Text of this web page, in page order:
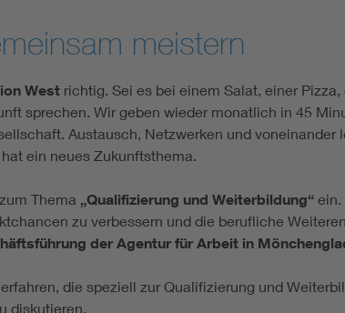
meistern
West richtig. Sei es bei einem Salat, einer
sprechen. Wir geben wieder monatlich in 45
Austausch, Netzwerken und voneinander
ein neues Zukunftsthema.
Thema „Qualifizierung und Weiterbildung“ ein.
zu verbessern und die berufliche
der Agentur für Arbeit in
die speziell zur Qualifizierung und
diskutieren.